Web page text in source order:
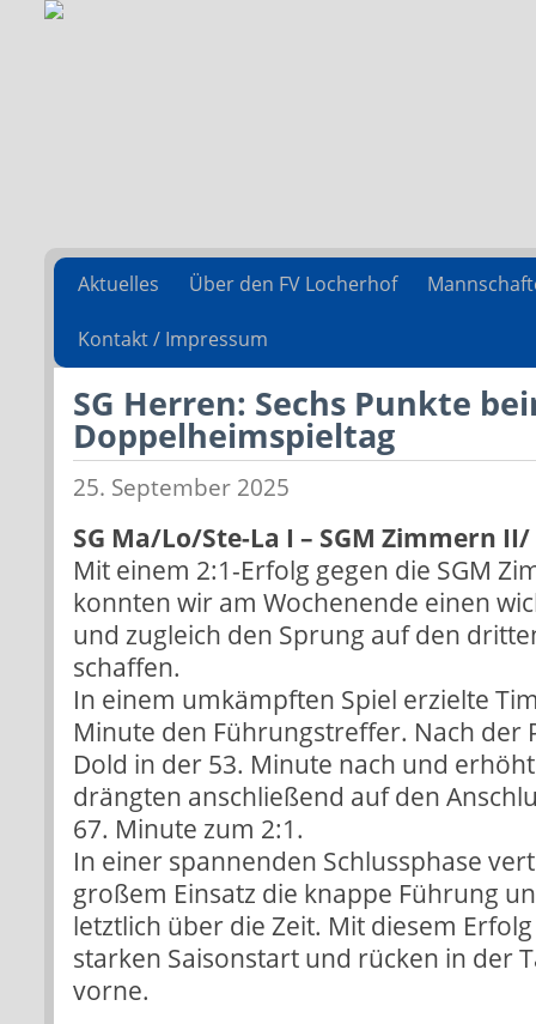
Aktuelles Über den FV Locherhof
Kontakt / Impressum
SG Herren: Sechs Punkte
Doppelheimspieltag
25. September 2025
SG Ma/Lo/Ste-La I – SGM Zimmern
Mit einem 2:1-Erfolg gegen die SGM
konnten wir am Wochenende einen
und zugleich den Sprung auf den
schaffen.
In einem umkämpften Spiel erzielte
Minute den Führungstreffer. Nach der
Dold in der 53. Minute nach und
drängten anschließend auf den
67. Minute zum 2:1.
In einer spannenden Schlussphase
großem Einsatz die knappe Führung
letztlich über die Zeit. Mit diesem
starken Saisonstart und rücken in der
vorne.